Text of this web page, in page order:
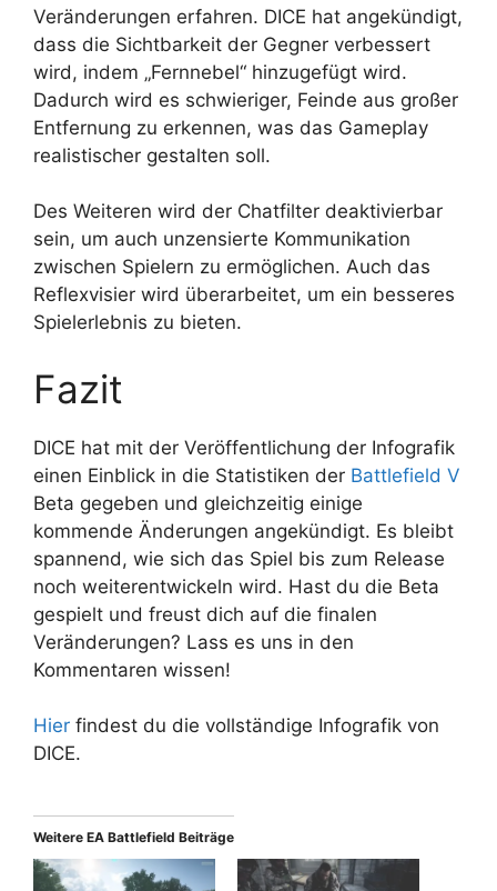
Veränderungen erfahren. DICE hat angekündigt,
dass die Sichtbarkeit der Gegner verbessert
wird, indem „Fernnebel“ hinzugefügt wird.
Dadurch wird es schwieriger, Feinde aus großer
Entfernung zu erkennen, was das Gameplay
realistischer gestalten soll.
Des Weiteren wird der Chatfilter deaktivierbar
sein, um auch unzensierte Kommunikation
zwischen Spielern zu ermöglichen. Auch das
Reflexvisier wird überarbeitet, um ein besseres
Spielerlebnis zu bieten.
Fazit
DICE hat mit der Veröffentlichung der Infografik
einen Einblick in die Statistiken der Battlefield V
Beta gegeben und gleichzeitig einige
kommende Änderungen angekündigt. Es bleibt
spannend, wie sich das Spiel bis zum Release
noch weiterentwickeln wird. Hast du die Beta
gespielt und freust dich auf die finalen
Veränderungen? Lass es uns in den
Kommentaren wissen!
Hier findest du die vollständige Infografik von
DICE.
Weitere EA Battlefield Beiträge